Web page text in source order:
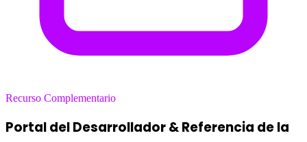
Recurso Complementario
Portal del Desarrollador & Referencia de la